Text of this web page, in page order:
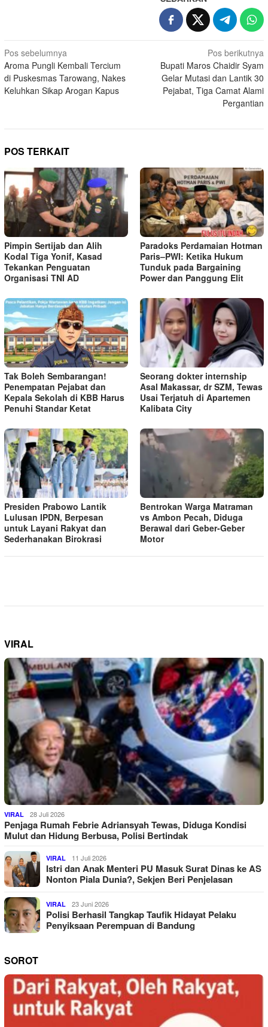
Navigasi
pos
Pos sebelumnya
Aroma Pungli Kembali Tercium
di Puskesmas Tarowang, Nakes
Keluhkan Sikap Arogan Kapus
Pos berikutnya
Bupati Maros Chaidir Syam
Gelar Mutasi dan Lantik 30
Pejabat, Tiga Camat Alami
Pergantian
POS TERKAIT
Pimpin Sertijab dan Alih
Kodal Tiga Yonif, Kasad
Tekankan Penguatan
Organisasi TNI AD
Paradoks Perdamaian Hotman
Paris–PWI: Ketika Hukum
Tunduk pada Bargaining
Power dan Panggung Elit
Tak Boleh Sembarangan!
Penempatan Pejabat dan
Kepala Sekolah di KBB Harus
Penuhi Standar Ketat ​
Seorang dokter internship
Asal Makassar, dr SZM, Tewas
Usai Terjatuh di Apartemen
Kalibata City
Presiden Prabowo Lantik
Lulusan IPDN, Berpesan
untuk Layani Rakyat dan
Sederhanakan Birokrasi
Bentrokan Warga Matraman
vs Ambon Pecah, Diduga
Berawal dari Geber-Geber
Motor
VIRAL
VIRAL 28 Juli 2026
Penjaga Rumah Febrie Adriansyah Tewas, Diduga Kondisi
Mulut dan Hidung Berbusa, Polisi Bertindak
VIRAL 11 Juli 2026
Istri dan Anak Menteri PU Masuk Surat Dinas ke AS
Nonton Piala Dunia?, Sekjen Beri Penjelasan
VIRAL 23 Juni 2026
Polisi Berhasil Tangkap Taufik Hidayat Pelaku
Penyiksaan Perempuan di Bandung
SOROT